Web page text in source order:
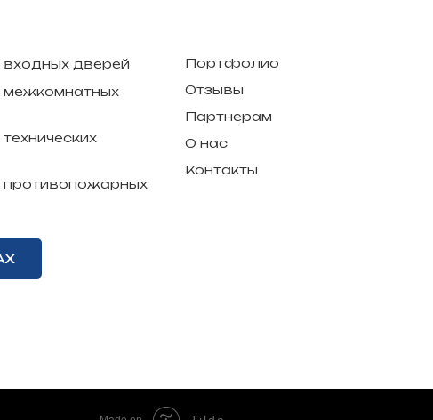
входных дверей
межкомнатных
противопожарных
Портфолио
Отзывы
Партнерам
О нас
Контакты